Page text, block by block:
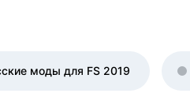
моды для FS 2019